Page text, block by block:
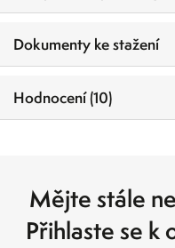
Dokumenty ke stažení
Hodnocení (10)
Mějte stále
Přihlaste se k